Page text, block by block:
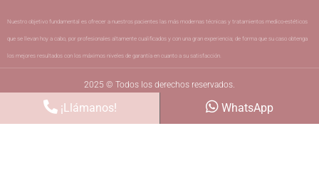
Nuestro objetivo fundamental es ofrecer a nuestros pacientes las más modernas técnicas y tratamientos medico-estéticos
que se llevan hoy a cabo, por profesionales altamente cualificados y con una gran experiencia; de forma que su caso obtenga
los mejores resultados con los máximos niveles de garantía en cuanto a su satisfacción.
2025 © Todos los derechos reservados.
Cinpy Marketing Online
¡Llámanos! WhatsApp